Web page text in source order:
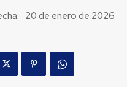
20 de enero de 2026